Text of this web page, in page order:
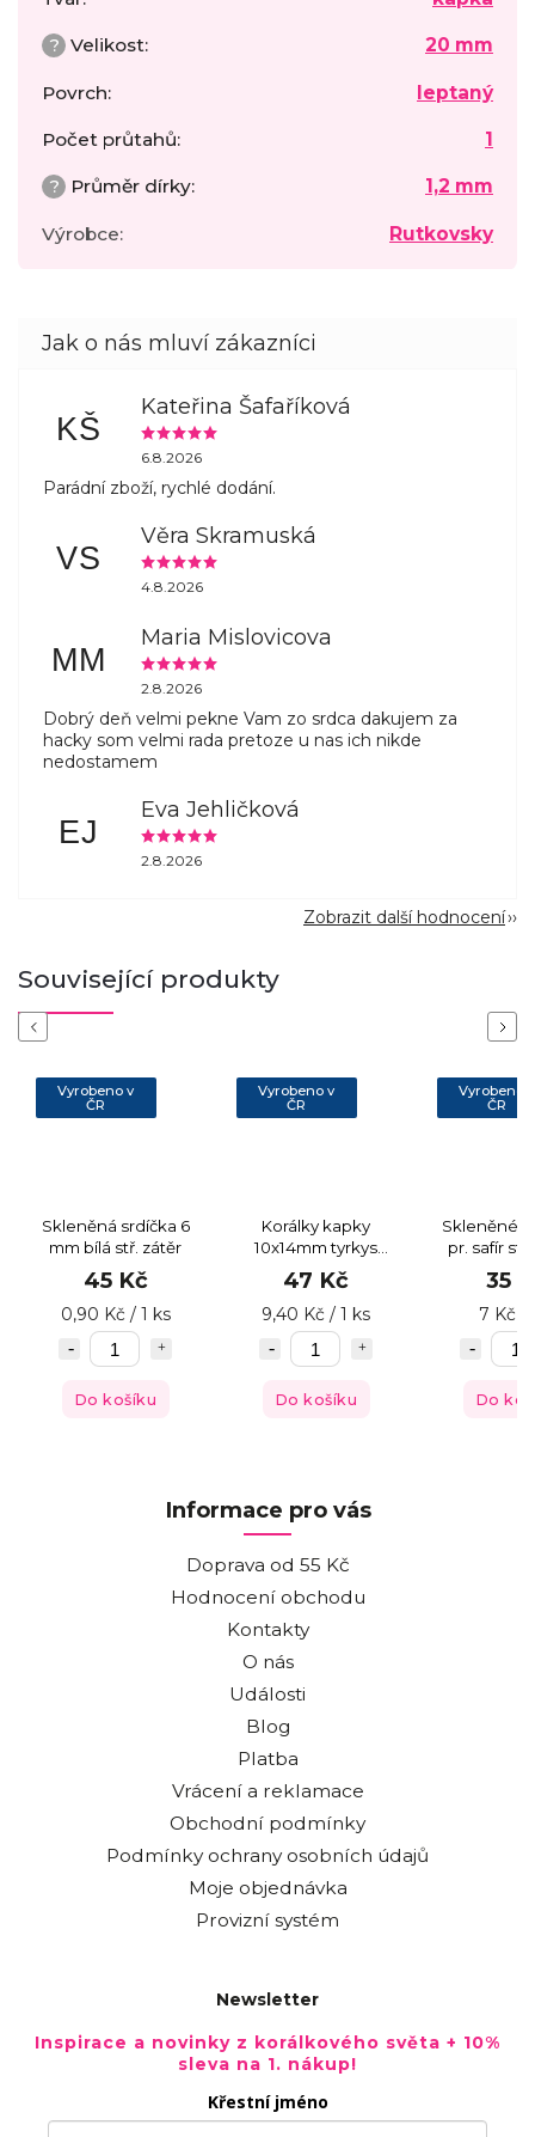
? Velikost: 20 mm
Povrch: leptaný
Počet průtahů: 1
? Průměr dírky: 1,2 mm
Výrobce: Rutkovsky
KŠ
Kateřina Šafaříková
6.8.2026
Parádní zboží, rychlé dodání.
VS
Věra Skramuská
4.8.2026
MM
Maria Mislovicova
2.8.2026
Dobrý deň velmi pekne Vam zo srdca dakujem za
hacky som velmi rada pretoze u nas ich nikde
nedostamem
EJ
Eva Jehličková
2.8.2026
Zobrazit další hodnocení
Související produkty
Previous
Vyrobeno v
ČR
Skleněná srdíčka 6
mm bílá stř. zátěr
45 Kč
0,90 Kč / 1 ks
Do košíku
Vyrobeno v
ČR
Korálky kapky
10x14mm tyrkys
stříbrný pokov
47 Kč
9,40 Kč / 1 ks
Do košíku
Vyrobeno v
ČR
Skleněné
pr. safír
35
7 Kč /
Do
Next
Informace pro vás
Doprava od 55 Kč
Hodnocení obchodu
Kontakty
O nás
Události
Blog
Platba
Vrácení a reklamace
Obchodní podmínky
Podmínky ochrany osobních údajů
Moje objednávka
Provizní systém
Newsletter
Inspirace a novinky z korálkového světa + 10%
sleva na 1. nákup!
Křestní jméno